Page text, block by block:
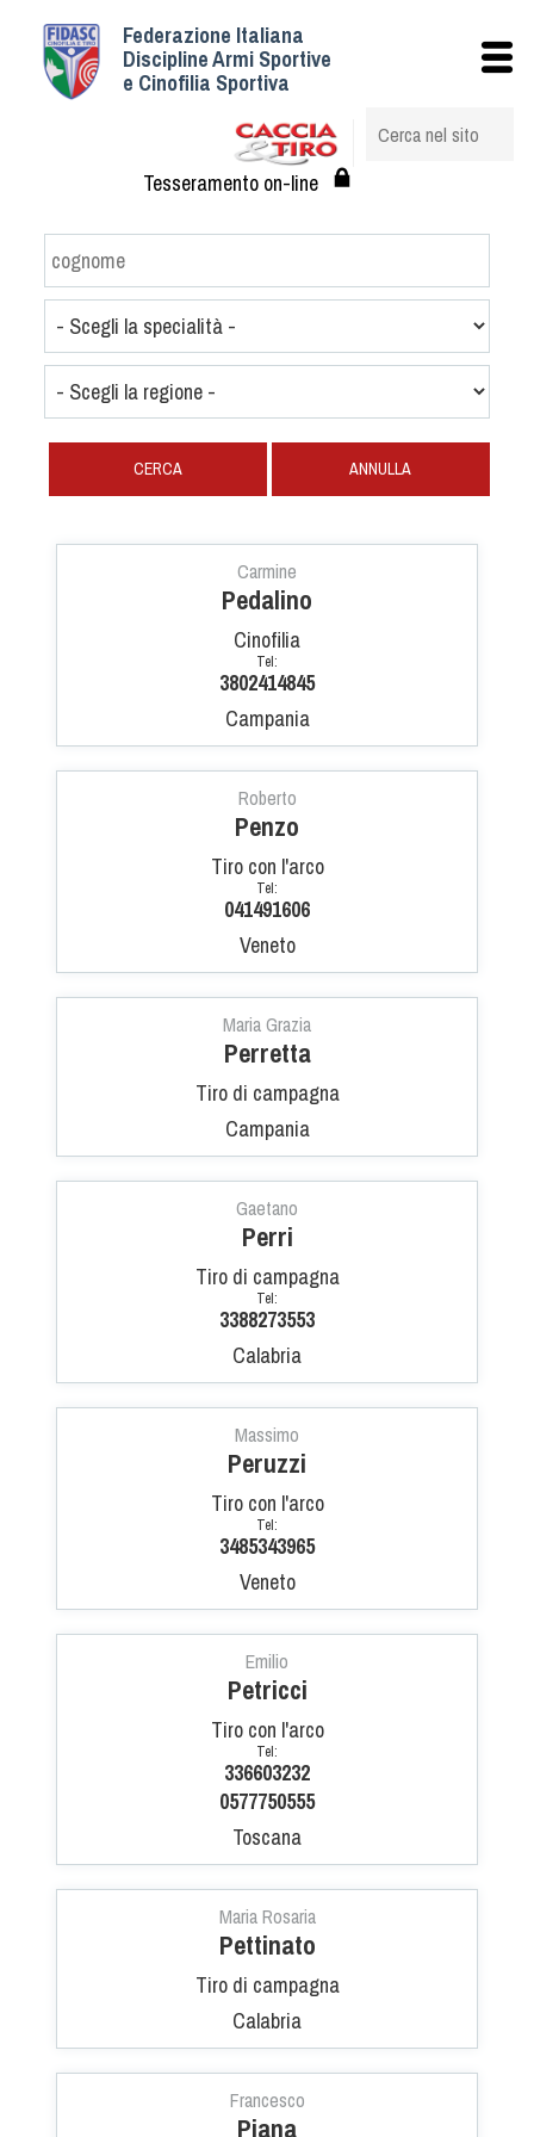
Federazione Italiana
Discipline Armi Sportive
e Cinofilia Sportiva
Tesseramento on-line
CERCA ANNULLA
Carmine
Pedalino
Cinofilia
Tel:
3802414845
Campania
Roberto
Penzo
Tiro con l'arco
Tel:
041491606
Veneto
Maria Grazia
Perretta
Tiro di campagna
Campania
Gaetano
Perri
Tiro di campagna
Tel:
3388273553
Calabria
Massimo
Peruzzi
Tiro con l'arco
Tel:
3485343965
Veneto
Emilio
Petricci
Tiro con l'arco
Tel:
336603232
0577750555
Toscana
Maria Rosaria
Pettinato
Tiro di campagna
Calabria
Francesco
Piana
Istituzionale
Struttura
Albo Veterinari federali
Statuto e Regolamenti
Circolari
Federazione Trasparente
Tesserati
Referenti e gruppi di lavoro regionali
Scuole Federali
Tecnici
Direttori di Gara
Formazione
Calendario Manifestazioni
Organi di Giustizia - Dispositivi
Modelli e moduli
Albo Atleti Cinofili
Guida Locandine Ufficiali
Tiro di Campagna
English e Training Sporting
Tiro a Palla
Tiro con l'arco da caccia
Field Target
Paintball
Softair
Cinofilia Sportiva
Agility
DiscDog
Dog Balance
Dog Trail
Dog Triathlon
Hoopers
Mantrailing
Nosework
Obedience
Rally Obedience
Retriever Sport
Ricerca Tartufo
Sport acquatici
Treibball
Ipo Delta
Freestyle
Protezione civile Sportiva